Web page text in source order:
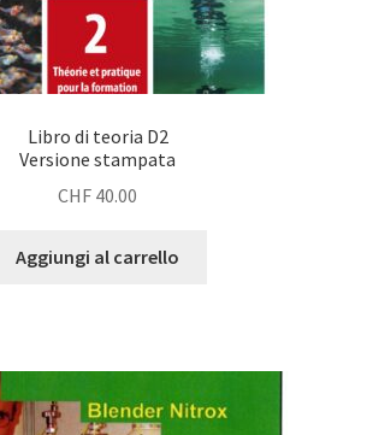
Libro di teoria D2
Versione stampata
CHF 40.00
Aggiungi al carrello